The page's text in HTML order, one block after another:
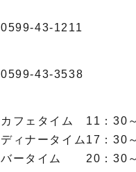
0599-43-1211
0599-43-3538
カフェタイム 11：30
ディナータイム17：30
バータイム 20：30